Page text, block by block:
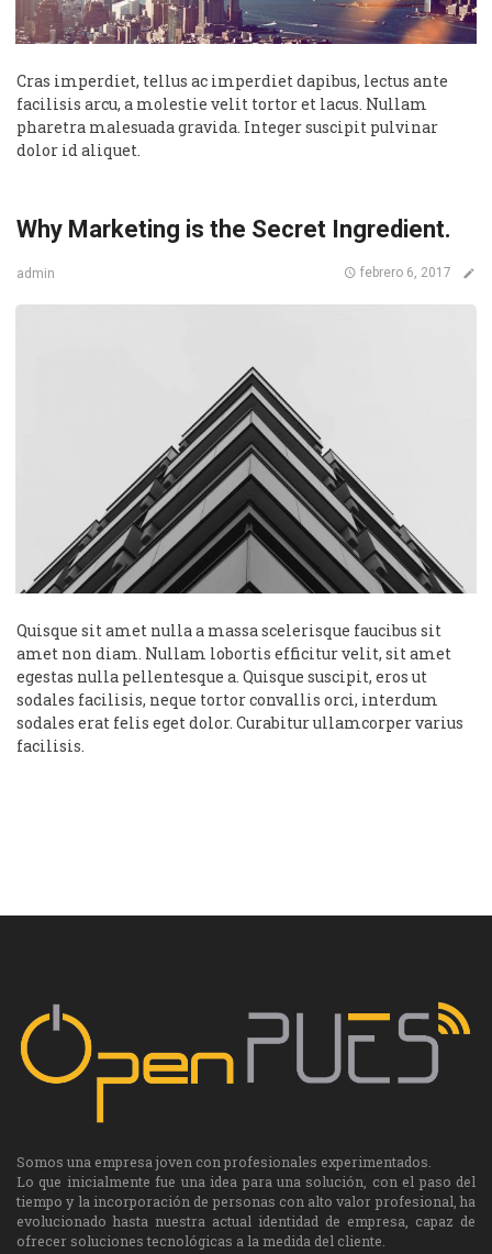
Cras imperdiet, tellus ac imperdiet dapibus, lectus ante
facilisis arcu, a molestie velit tortor et lacus. Nullam
pharetra malesuada gravida. Integer suscipit pulvinar
dolor id aliquet.
Why Marketing is the Secret Ingredient.
admin febrero 6, 2017
Quisque sit amet nulla a massa scelerisque faucibus sit
amet non diam. Nullam lobortis efficitur velit, sit amet
egestas nulla pellentesque a. Quisque suscipit, eros ut
sodales facilisis, neque tortor convallis orci, interdum
sodales erat felis eget dolor. Curabitur ullamcorper varius
facilisis.
Somos una empresa joven con profesionales experimentados.
Lo que inicialmente fue una idea para una solución, con el paso del
tiempo y la incorporación de personas con alto valor profesional, ha
evolucionado hasta nuestra actual identidad de empresa, capaz de
ofrecer soluciones tecnológicas a la medida del cliente.